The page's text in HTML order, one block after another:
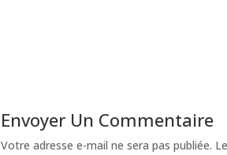
Envoyer Un Commentaire
Votre adresse e-mail ne sera pas publiée.